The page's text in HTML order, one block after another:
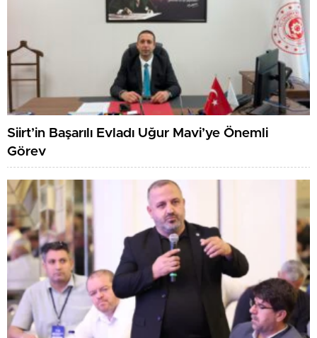
Siirt’in Başarılı Evladı Uğur Mavi’ye Önemli
Görev